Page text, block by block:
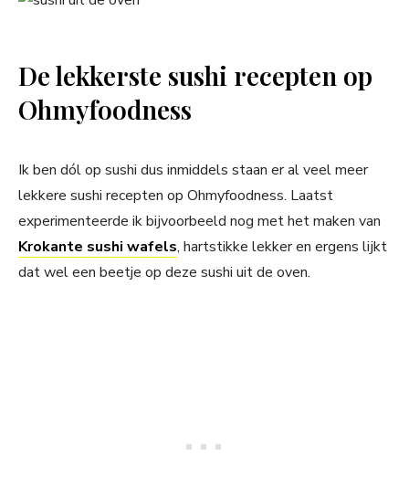
De lekkerste sushi recepten op
Ohmyfoodness
Ik ben dól op sushi dus inmiddels staan er al veel meer
lekkere sushi recepten op Ohmyfoodness. Laatst
experimenteerde ik bijvoorbeeld nog met het maken van
Krokante sushi wafels, hartstikke lekker en ergens lijkt
dat wel een beetje op deze sushi uit de oven.